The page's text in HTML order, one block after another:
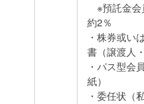
※預託金会
約2％
・株券或い
書（譲渡人
・パス型
紙）
・委任状（